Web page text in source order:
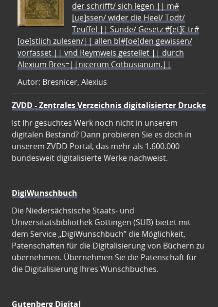
der schrifft/ sich legen || m#
[ue]ssen/ wider die Heel/ Todt/
Teuffel || Sünde/ Gesetz #[et]c̃ tr#
[oe]stlich zulesen/|| allen bl#[oe]den gewissen/
vorfasset || vnd Reymweis gestellet || durch
Alexium Bres=||nicerum Cotbusianum.||
Autor: Bresnicer, Alexius
ZVDD - Zentrales Verzeichnis digitalisierter Drucke
Ist Ihr gesuchtes Werk noch nicht in unserem
digitalen Bestand? Dann probieren Sie es doch in
unserem ZVDD Portal, das mehr als 1.600.000
bundesweit digitalisierte Werke nachweist.
DigiWunschbuch
Die Niedersächsische Staats- und
Universitätsbibliothek Göttingen (SUB) bietet mit
dem Service „DigiWunschbuch” die Möglichkeit,
Patenschaften für die Digitalisierung von Büchern zu
übernehmen. Übernehmen Sie die Patenschaft für
die Digitalisierung Ihres Wunschbuches.
Gutenberg Digital